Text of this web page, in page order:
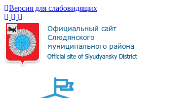
Версия для слабовидящих